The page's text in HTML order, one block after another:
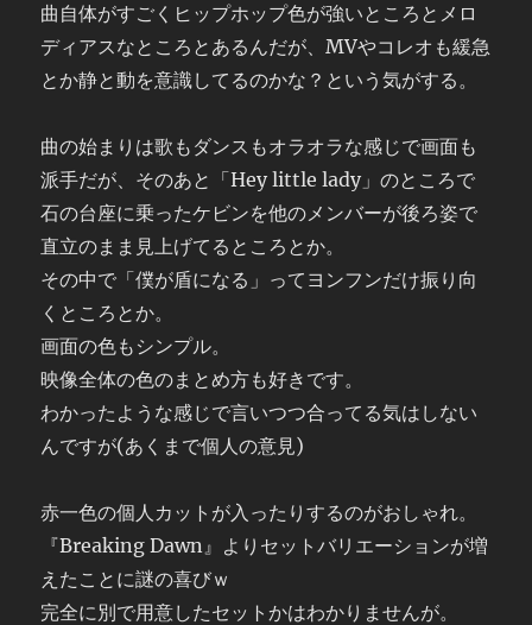
曲自体がすごくヒップホップ色が強いところとメロ
ディアスなところとあるんだが、MVやコレオも緩急
とか静と動を意識してるのかな？という気がする。
曲の始まりは歌もダンスもオラオラな感じで画面も
派手だが、そのあと「Hey little lady」のところで
石の台座に乗ったケビンを他のメンバーが後ろ姿で
直立のまま見上げてるところとか。
その中で「僕が盾になる」ってヨンフンだけ振り向
くところとか。
画面の色もシンプル。
映像全体の色のまとめ方も好きです。
わかったような感じで言いつつ合ってる気はしない
んですが(あくまで個人の意見)
赤一色の個人カットが入ったりするのがおしゃれ。
『Breaking Dawn』よりセットバリエーションが増
えたことに謎の喜びｗ
完全に別で用意したセットかはわかりませんが。